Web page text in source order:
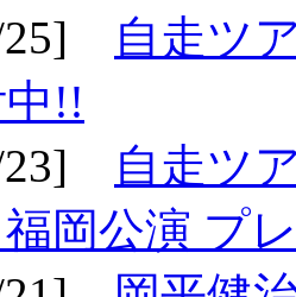
25]
自走ツ
!!
23]
自走ツ
岡公演 プ